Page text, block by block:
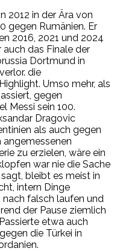
2012 in der Ära von
gegen Rumänien. Er
2016, 2021 und 2024
auch das Finale der
Dortmund in
die
Umso mehr, als
gegen
Messi sein 100.
Dragovic
als auch gegen
angemessenen
zu erzielen, wäre ein
war nie die Sache
bleibt es meist in
intern Dinge
nach falsch laufen und
der Pause ziemlich
etwa auch
die Türkei in